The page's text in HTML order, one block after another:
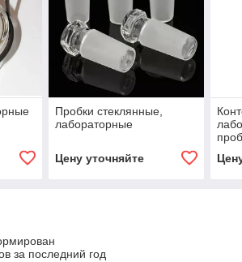
Пробки стеклянные,
лабораторные
Цену уточняйте
за последний год